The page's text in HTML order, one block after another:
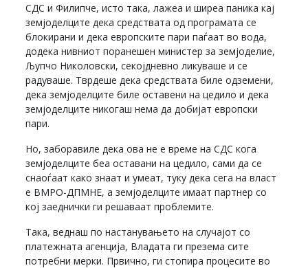
СДС и Филипче, исто така, лажеа и ширеа паника кај
земјоделците дека средствата од програмата се
блокирани и дека европските пари паѓаат во вода,
додека нивниот поранешен министер за земјоделие,
Љупчо Николовски, секојдневно ликуваше и се
радуваше. Тврдеше дека средствата биле одземени,
дека земјоделците биле оставени на цедило и дека
земјоделците никогаш нема да добијат европски
пари.
Но, заборавиле дека ова не е време на СДС кога
земјоделците беа оставани на цедило, сами да се
снаоѓаат како знаат и умеат, туку дека сега на власт
е ВМРО-ДПМНЕ, а земјоделците имаат партнер со
кој заеднички ги решаваат проблемите.
Така, веднаш по настанувањето на случајот со
платежната агенција, Владата ги презема сите
потребни мерки. Првично, ги стопира процесите во